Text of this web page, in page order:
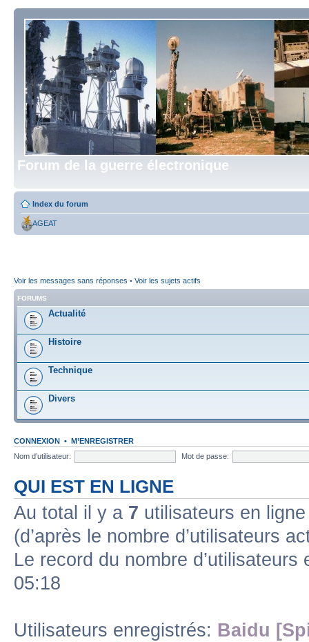
Forum de la guerre électronique
Index du forum
AGEAT
Voir les messages sans réponses • Voir les sujets actifs
FORUMS
Actualité
Histoire
Technique
Divers
CONNEXION • M’ENREGISTRER
Nom d’utilisateur:
Mot de passe:
QUI EST EN LIGNE
Au total il y a 7 utilisateurs en
(d’après le nombre d’utilisateurs
Le record du nombre
05:18
Utilisateurs enregistrés: Baidu